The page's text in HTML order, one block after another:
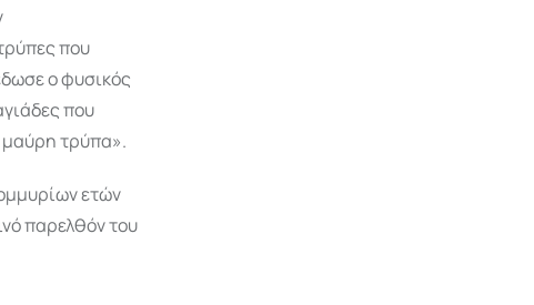
που
ο φυσικός
που
μαύρη τρύπα».
ετών
παρελθόν του